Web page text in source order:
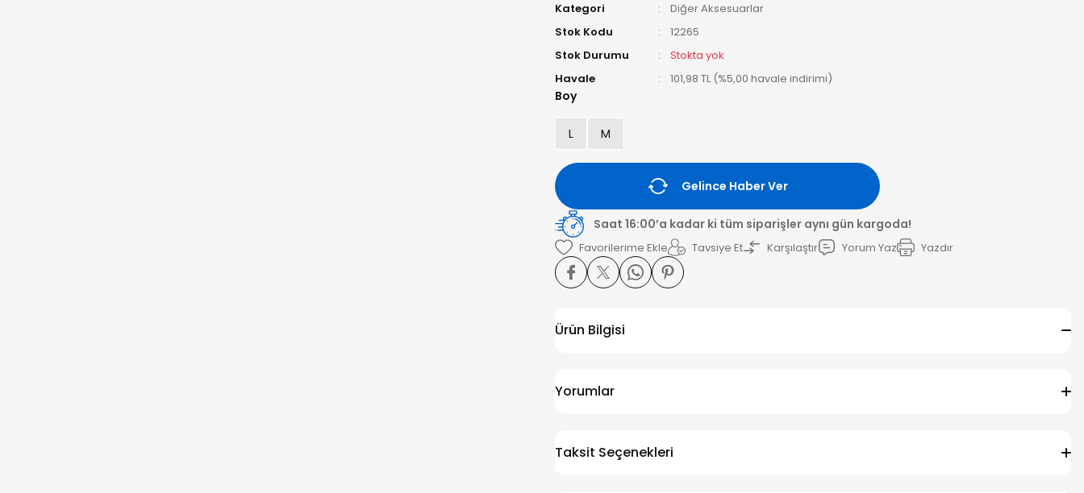
Kategori
Diğer Aksesuarlar
Stok Kodu
12265
Stok Durumu
Stokta yok
Havale
101,98 TL (%5,00 havale indirimi)
Boy
L M
Gelince Haber Ver
Saat 16:00’a kadar ki tüm siparişler aynı gün kargoda!
Tavsiye Et Karşılaştır Yorum Yaz Yazdır
Ürün Bilgisi
Yorumlar
Taksit Seçenekleri